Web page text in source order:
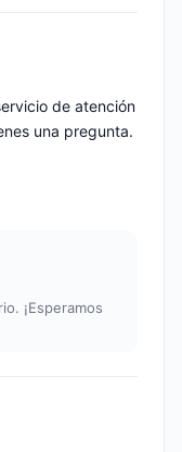
de atención
una pregunta.
¡Esperamos